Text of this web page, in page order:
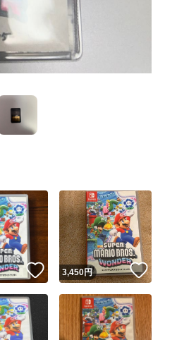
いいね！
3,450円 いいね！